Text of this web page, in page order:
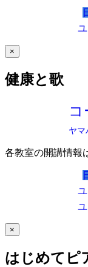
×
健康と歌
コ
ヤマ
各教室の開講情報
×
はじめてピ